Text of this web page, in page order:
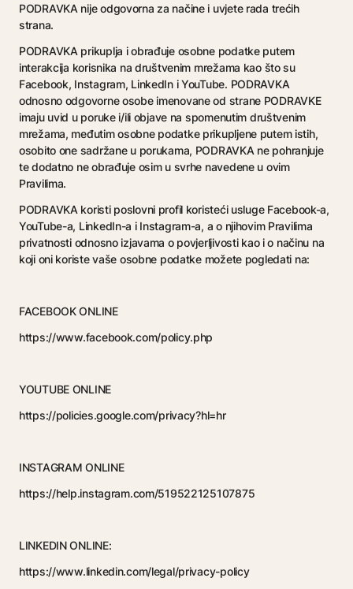
PODRAVKA nije odgovorna za načine i uvjete rada trećih
strana.
PODRAVKA prikuplja i obrađuje osobne podatke putem
interakcija korisnika na društvenim mrežama kao što su
Facebook, Instagram, LinkedIn i YouTube. PODRAVKA
odnosno odgovorne osobe imenovane od strane PODRAVKE
imaju uvid u poruke i/ili objave na spomenutim društvenim
mrežama, međutim osobne podatke prikupljene putem istih,
osobito one sadržane u porukama, PODRAVKA ne pohranjuje
te dodatno ne obrađuje osim u svrhe navedene u ovim
Pravilima.
PODRAVKA koristi poslovni profil koristeći usluge Facebook-a,
YouTube-a, LinkedIn-a i Instagram-a, a o njihovim Pravilima
privatnosti odnosno izjavama o povjerljivosti kao i o načinu na
koji oni koriste vaše osobne podatke možete pogledati na:
FACEBOOK ONLINE
https://www.facebook.com/policy.php
YOUTUBE ONLINE
https://policies.google.com/privacy?hl=hr
INSTAGRAM ONLINE
https://help.instagram.com/519522125107875
LINKEDIN ONLINE:
https://www.linkedin.com/legal/privacy-policy